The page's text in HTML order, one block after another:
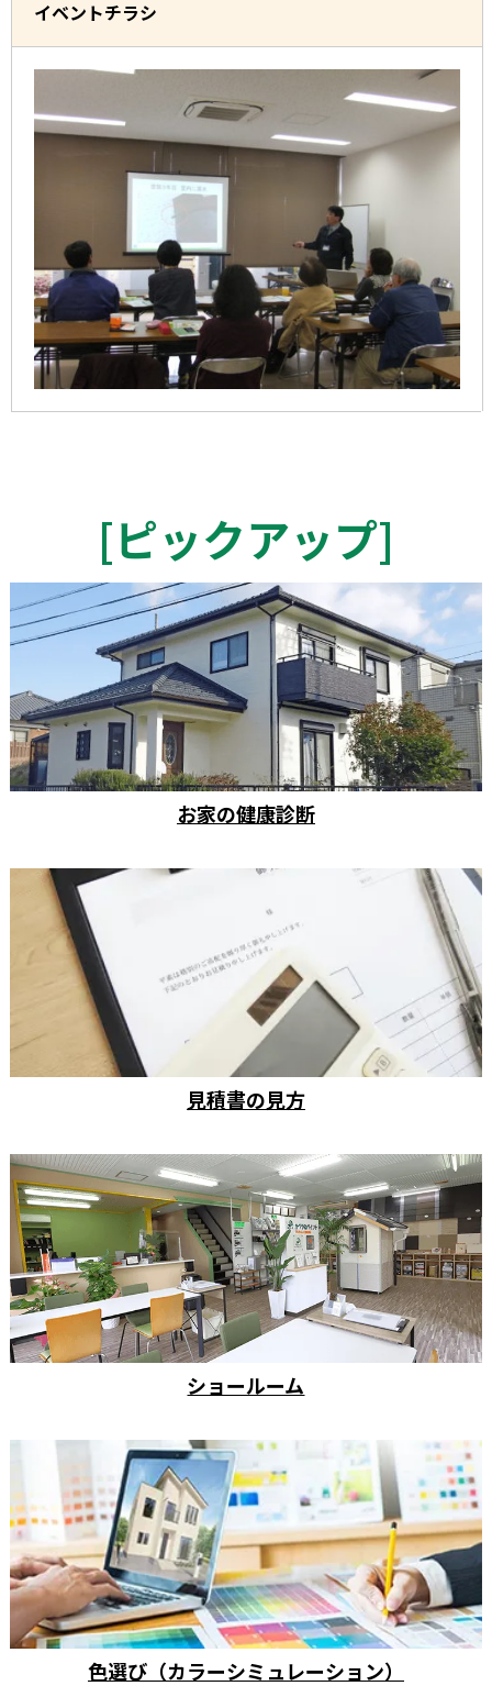
イベントチラシ
[ピックアップ]
お家の健康診断
見積書の見方
ショールーム
色選び（カラーシミュレーション）